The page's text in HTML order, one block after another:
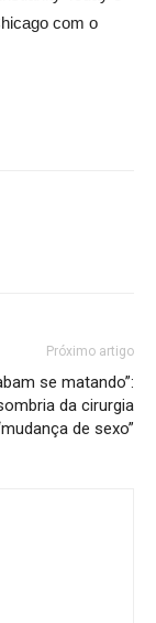
com o
Próximo artigo
se matando”:
da cirurgia
de sexo”